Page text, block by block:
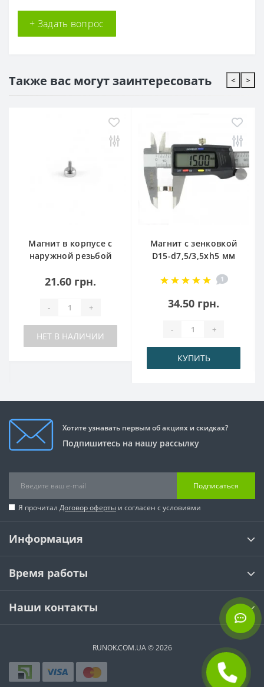
+ Задать вопрос
Также вас могут заинтересовать <
Магнит в корпусе с
наружной резьбой
21.60 грн.
- +
НЕТ В НАЛИЧИИ
Магнит с зенковкой
D15-d7,5/3,5хh5 мм
1
34.50 грн.
- +
КУПИТЬ
>
Хотите узнавать первым об акциях и скидках?
Подпишитесь на нашу рассылку
Подписаться
Я прочитал Договор оферты и согласен с условиями
Информация
Время работы
Наши контакты
RUNOK.COM.UA © 2026